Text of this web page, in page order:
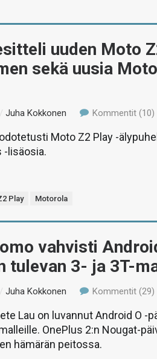
uuden Moto
sekä uusia
/Juha Kokkonen Kommentit (10)
Moto Z2 Play -
-lisäosia.
Play Motorola
vahvisti
tulevan 3- ja 3T-
/Juha Kokkonen Kommentit (29)
Lau on luvannut Android O -
OnePlus 2:n Nougat-
hämärän peitossa.